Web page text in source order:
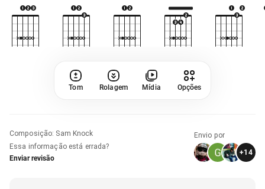
Tom Rolagem Mídia Opções
Composição: Sam Knock
Essa informação está errada?
Enviar revisão
Envio por
+14